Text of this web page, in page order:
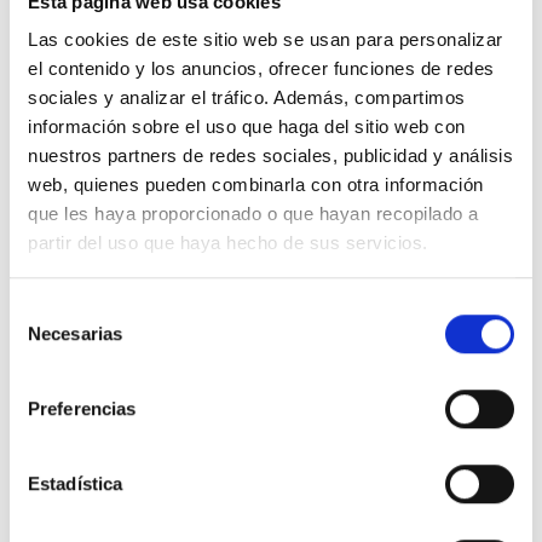
Las cookies de este sitio web se usan para personalizar
el contenido y los anuncios, ofrecer funciones de redes
sociales y analizar el tráfico. Además, compartimos
información sobre el uso que haga del sitio web con
nuestros partners de redes sociales, publicidad y análisis
web, quienes pueden combinarla con otra información
que les haya proporcionado o que hayan recopilado a
partir del uso que haya hecho de sus servicios.
Necesarias
Preferencias
Estadística
un ajuste natural y seguro, adaptándose a diferentes
formas de cabeza sin presionar.
Su diseño limpio y versátil facilita combinarlo con
chaquetas, sudaderas o prendas técnicas,
convirtiéndose en un básico imprescindible para la
temporada. En la parte frontal incorpora una
etiqueta
minimalista con el logotipo Dare 2b
autenticidad sin romper su estética sencilla.
Características destacadas:
, pensado para climas fríos.
para un ajuste
Diseño moderno y minimalista, perfecto para uso
Etiqueta con
en la parte frontal.